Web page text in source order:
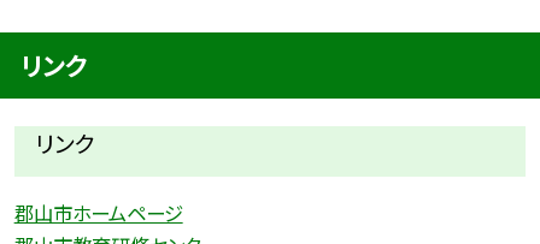
リンク
リンク
郡山市ホームページ